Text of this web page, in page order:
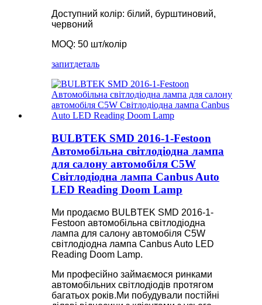
Доступний колір: білий, бурштиновий,
червоний
MOQ: 50 шт/колір
запитдеталь
BULBTEK SMD 2016-1-Festoon
Автомобільна світлодіодна лампа
для салону автомобіля C5W
Світлодіодна лампа Canbus Auto
LED Reading Doom Lamp
Ми продаємо BULBTEK SMD 2016-1-
Festoon автомобільна світлодіодна
лампа для салону автомобіля C5W
світлодіодна лампа Canbus Auto LED
Reading Doom Lamp.
Ми професійно займаємося ринками
автомобільних світлодіодів протягом
багатьох років.Ми побудували постійні